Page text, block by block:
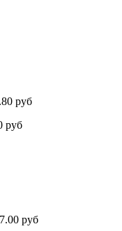
руб
руб
руб